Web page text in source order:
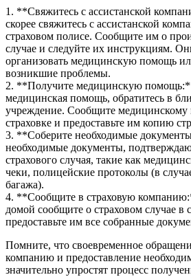
1. **Свяжитесь с ассистанской
скорее свяжитесь с ассистанской
страховом полисе. Сообщите им о
случае и следуйте их инструкциям.
организовать медицинскую помощь
возникшие проблемы.
2. **Получите медицинскую
медицинская помощь, обратитесь в
учреждение. Сообщите медицинскому
страховке и предоставьте им копию
3. **Соберите необходимые
необходимые документы,
страхового случая, такие как
чеки, полицейские протоколы (в
багажа).
4. **Сообщите в страховую
домой сообщите о страховом случае
предоставьте им все собранные
Помните, что своевременное
компанию и предоставление
значительно упростят процесс